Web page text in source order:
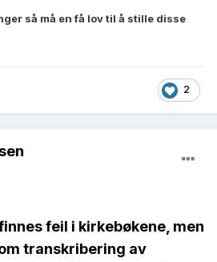
så må en få lov til å stille disse
2
feil i kirkebøkene, men
transkribering av